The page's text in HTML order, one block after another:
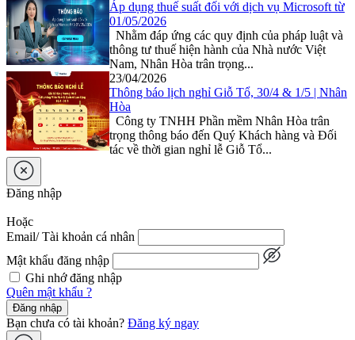
Áp dụng thuế suất đối với dịch vụ Microsoft từ
01/05/2026
Nhằm đáp ứng các quy định của pháp luật và
thông tư thuế hiện hành của Nhà nước Việt
Nam, Nhân Hòa trân trọng...
23/04/2026
Thông báo lịch nghỉ Giỗ Tổ, 30/4 & 1/5 | Nhân
Hòa
Công ty TNHH Phần mềm Nhân Hòa trân
trọng thông báo đến Quý Khách hàng và Đối
tác về thời gian nghỉ lễ Giỗ Tổ...
Đăng nhập
Hoặc
Email/ Tài khoản cá nhân
Mật khẩu đăng nhập
Ghi nhớ đăng nhập
Quên mật khẩu ?
Đăng nhập
Bạn chưa có tài khoản? Đăng ký ngay